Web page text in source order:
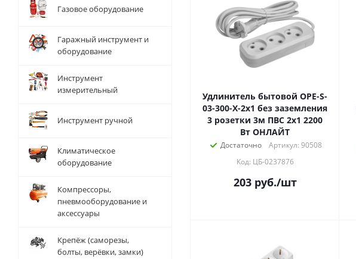
Удлинитель бытовой OPE-S-
03-300-X-2x1 без заземления
3 розетки 3м ПВС 2х1 2200
Вт ОНЛАЙТ
Достаточно
Артикул: 90508
Код: ЦБ-0237876
203руб./шт
Газовое оборудование
Гаражный инструмент и
оборудование
Инструмент
измерительный
Инструмент ручной
Климатическое
оборудование
Компрессоры,
пневмооборудование и
аксессуары
Крепёж (саморезы,
болты, верёвки, замки)